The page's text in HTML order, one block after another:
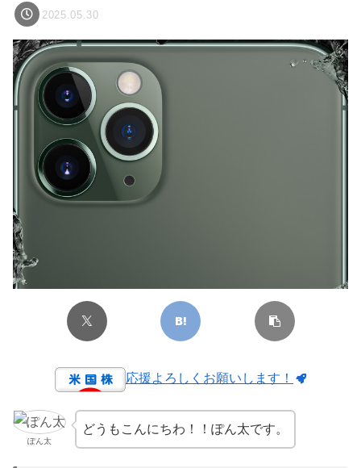
2025.05.30
応援よろしくお願いします！
ぽん太
どうもこんにちわ！！ぽん太です。